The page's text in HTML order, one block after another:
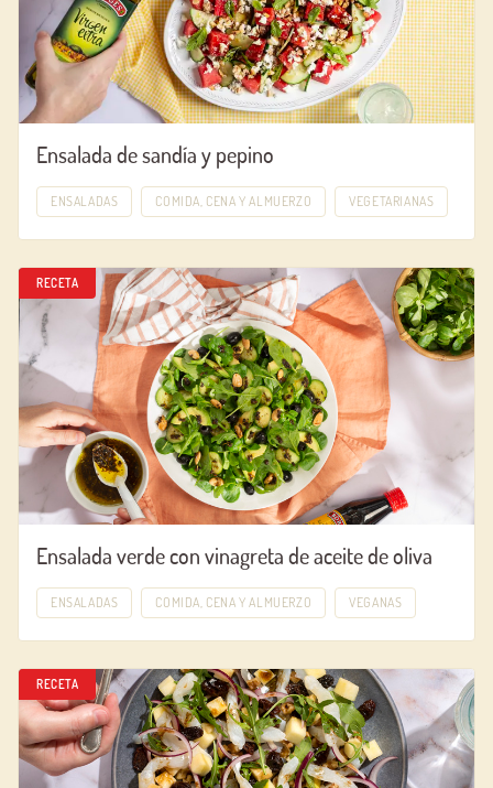
Ensalada de sandía y pepino
ENSALADAS COMIDA, CENA Y ALMUERZO VEGETARIANAS
RECETA
Ensalada verde con vinagreta de aceite de oliva
ENSALADAS COMIDA, CENA Y ALMUERZO VEGANAS
RECETA